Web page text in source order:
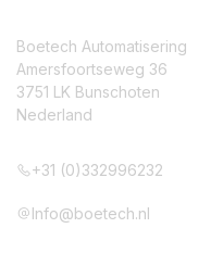
Boetech Automatisering
Amersfoortseweg 36
3751 LK Bunschoten
Nederland
+31 (0)332996232
Info@boetech.nl